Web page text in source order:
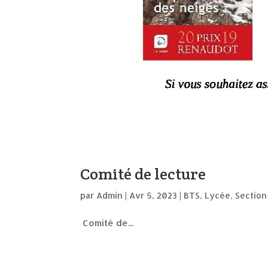
Comité de lecture
par Admin | Avr 5, 2023 | BTS, Lycée,
Comité de...